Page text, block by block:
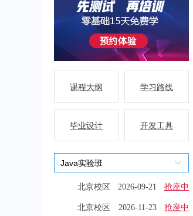
课程大纲 学习路线
毕业设计 开发工具
北京校区 2026-09-21 抢座中
北京校区 2026-11-23 抢座中